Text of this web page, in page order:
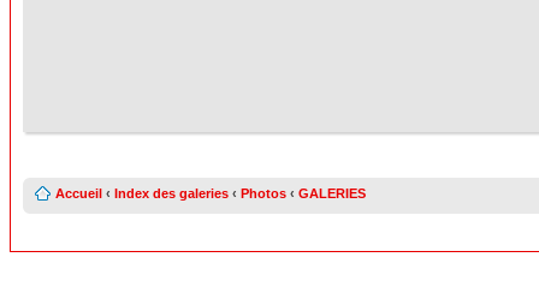
Accueil ‹ Index des galeries ‹ Photos ‹ GALERIES